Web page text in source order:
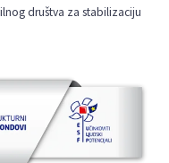
društva za stabilizaciju